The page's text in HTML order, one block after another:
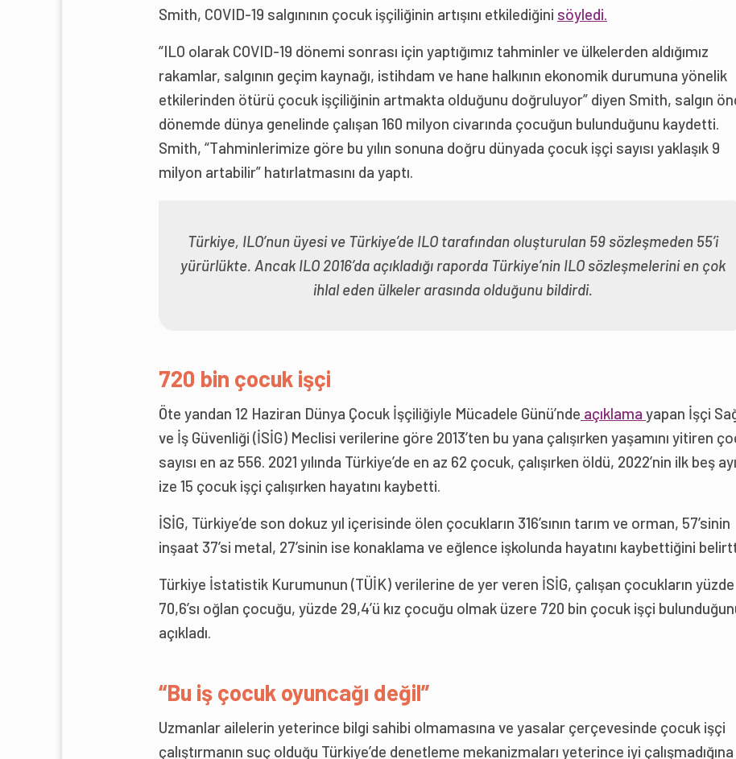
Smith, COVID-19 salgınının çocuk işçiliğinin artışını etkilediğini söyledi.
“ILO olarak COVID-19 dönemi sonrası için yaptığımız tahminler ve ülkelerden aldığımız
rakamlar, salgının geçim kaynağı, istihdam ve hane halkının ekonomik durumuna yönelik
etkilerinden ötürü çocuk işçiliğinin artmakta olduğunu doğruluyor” diyen Smith, salgın
dönemde dünya genelinde çalışan 160 milyon civarında çocuğun bulunduğunu kaydetti.
Smith, “Tahminlerimize göre bu yılın sonuna doğru dünyada çocuk işçi sayısı yaklaşık 9
milyon artabilir” hatırlatmasını da yaptı.
Türkiye, ILO’nun üyesi ve Türkiye’de ILO tarafından oluşturulan 59 sözleşmeden 55’i
yürürlükte. Ancak ILO 2016’da açıkladığı raporda Türkiye’nin ILO sözleşmelerini en çok
ihlal eden ülkeler arasında olduğunu bildirdi.
720 bin çocuk işçi
Öte yandan 12 Haziran Dünya Çocuk İşçiliğiyle Mücadele Günü’nde açıklama yapan İşçi
ve İş Güvenliği (İSİG) Meclisi verilerine göre 2013’ten bu yana çalışırken yaşamını yitiren
sayısı en az 556. 2021 yılında Türkiye’de en az 62 çocuk, çalışırken öldü, 2022’nin ilk beş
ize 15 çocuk işçi çalışırken hayatını kaybetti.
İSİG, Türkiye’de son dokuz yıl içerisinde ölen çocukların 316’sının tarım ve orman, 57’sinin
inşaat 37’si metal, 27’sinin ise konaklama ve eğlence işkolunda hayatını kaybettiğini
Türkiye İstatistik Kurumunun (TÜİK) verilerine de yer veren İSİG, çalışan çocukların yüzde
70,6’sı oğlan çocuğu, yüzde 29,4’ü kız çocuğu olmak üzere 720 bin çocuk işçi
açıkladı.
“Bu iş çocuk oyuncağı değil”
Uzmanlar ailelerin yeterince bilgi sahibi olmamasına ve yasalar çerçevesinde çocuk işçi
çalıştırmanın suç olduğu Türkiye’de denetleme mekanizmaları yeterince iyi çalışmadığına